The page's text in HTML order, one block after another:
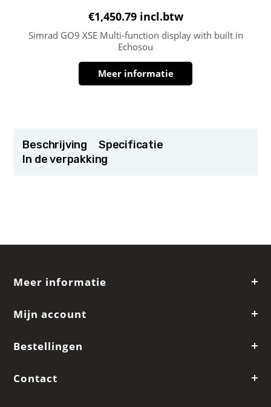
€1,450.79 incl.btw
Simrad GO9 XSE Multi-function display with built in
Echosou
Meer informatie
Beschrijving
Specificatie
In de verpakking
Meer informatie
Mijn account
Bestellingen
Contact